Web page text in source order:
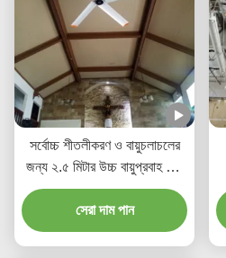
সর্বোচ্চ শীতলীকরণ ও বায়ুচলাচলের
জন্য ২.৫ মিটার উচ্চ বায়ুপ্রবাহ শিল্প
ফ্যান
সেরা দাম পান